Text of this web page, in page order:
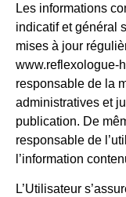
Les informations
indicatif et général
mises à jour
www.reflexologue-
responsable de la
administratives et
publication. De
responsable de
l’information
L’Utilisateur